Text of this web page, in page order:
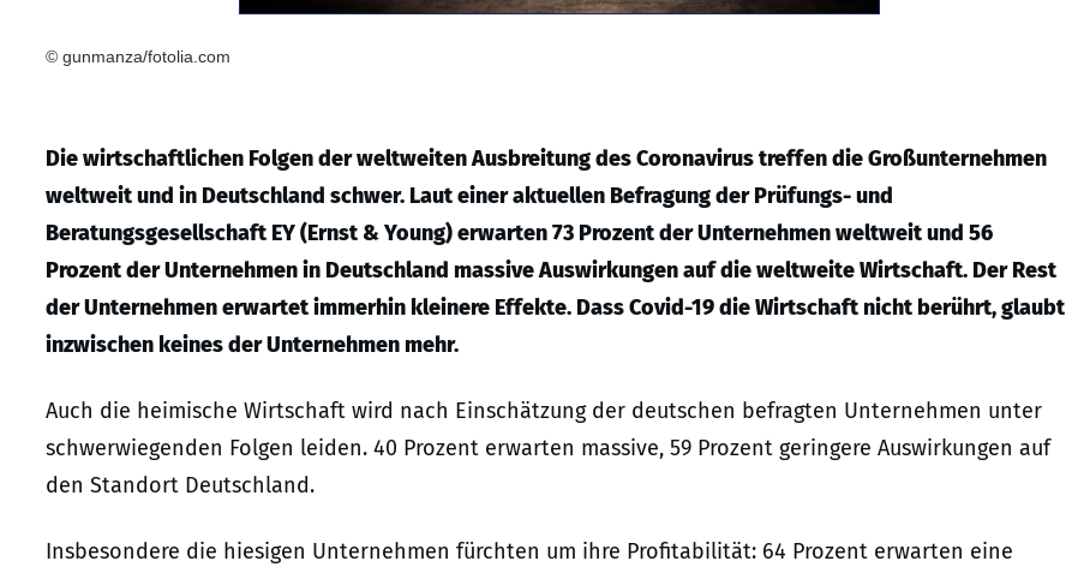
© gunmanza/fotolia.com
Die wirtschaftlichen Folgen der weltweiten Ausbreitung des Coronavirus treffen die Großunternehmen
weltweit und in Deutschland schwer. Laut einer aktuellen Befragung der Prüfungs- und
Beratungsgesellschaft EY (Ernst & Young) erwarten 73 Prozent der Unternehmen weltweit und 56
Prozent der Unternehmen in Deutschland massive Auswirkungen auf die weltweite Wirtschaft. Der Rest
der Unternehmen erwartet immerhin kleinere Effekte. Dass Covid-19 die Wirtschaft nicht berührt, glaubt
inzwischen keines der Unternehmen mehr.
Auch die heimische Wirtschaft wird nach Einschätzung der deutschen befragten Unternehmen unter
schwerwiegenden Folgen leiden. 40 Prozent erwarten massive, 59 Prozent geringere Auswirkungen auf
den Standort Deutschland.
Insbesondere die hiesigen Unternehmen fürchten um ihre Profitabilität: 64 Prozent erwarten eine